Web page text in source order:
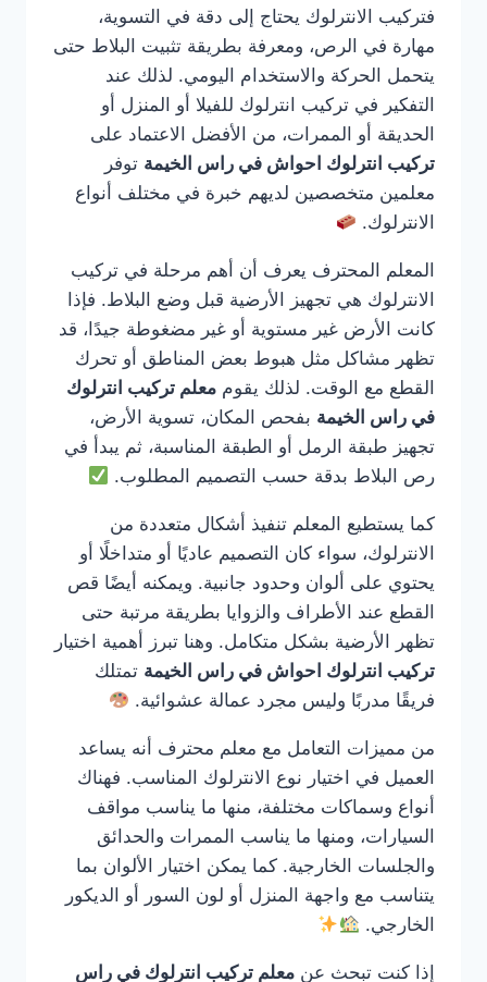
فتركيب الانترلوك يحتاج إلى دقة في التسوية،
مهارة في الرص، ومعرفة بطريقة تثبيت البلاط حتى
يتحمل الحركة والاستخدام اليومي. لذلك عند
التفكير في تركيب انترلوك للفيلا أو المنزل أو
الحديقة أو الممرات، من الأفضل الاعتماد على
تركيب انترلوك احواش في راس الخيمة توفر
معلمين متخصصين لديهم خبرة في مختلف أنواع
الانترلوك.
المعلم المحترف يعرف أن أهم مرحلة في تركيب
الانترلوك هي تجهيز الأرضية قبل وضع البلاط. فإذا
كانت الأرض غير مستوية أو غير مضغوطة جيدًا، قد
تظهر مشاكل مثل هبوط بعض المناطق أو تحرك
القطع مع الوقت. لذلك يقوم معلم تركيب انترلوك
في راس الخيمة بفحص المكان، تسوية الأرض،
تجهيز طبقة الرمل أو الطبقة المناسبة، ثم يبدأ في
رص البلاط بدقة حسب التصميم المطلوب.
كما يستطيع المعلم تنفيذ أشكال متعددة من
الانترلوك، سواء كان التصميم عاديًا أو متداخلًا أو
يحتوي على ألوان وحدود جانبية. ويمكنه أيضًا قص
القطع عند الأطراف والزوايا بطريقة مرتبة حتى
تظهر الأرضية بشكل متكامل. وهنا تبرز أهمية اختيار
تركيب انترلوك احواش في راس الخيمة تمتلك
فريقًا مدربًا وليس مجرد عمالة عشوائية.
من مميزات التعامل مع معلم محترف أنه يساعد
العميل في اختيار نوع الانترلوك المناسب. فهناك
أنواع وسماكات مختلفة، منها ما يناسب مواقف
السيارات، ومنها ما يناسب الممرات والحدائق
والجلسات الخارجية. كما يمكن اختيار الألوان بما
يتناسب مع واجهة المنزل أو لون السور أو الديكور
الخارجي.
إذا كنت تبحث عن معلم تركيب انترلوك في راس